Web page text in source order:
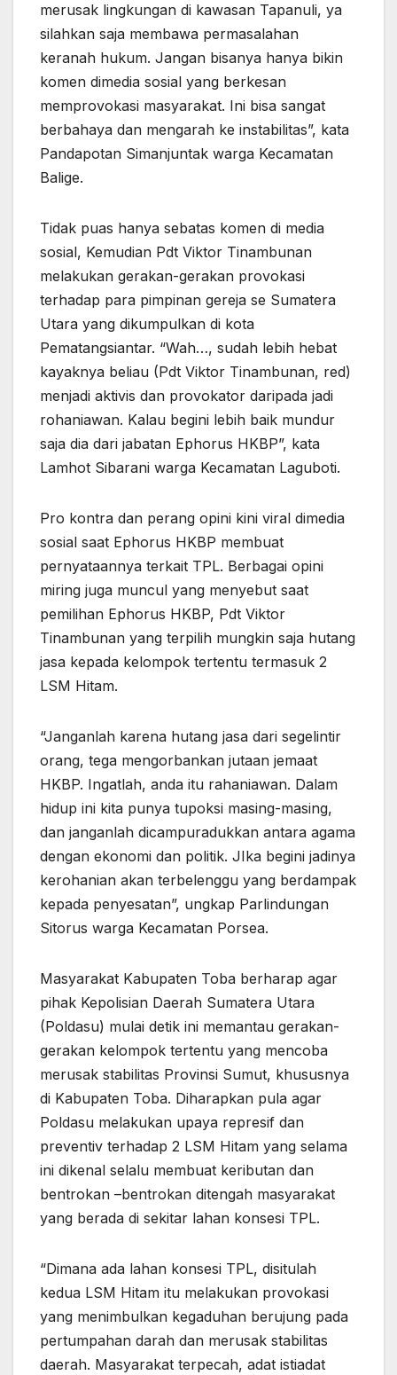
merusak lingkungan di kawasan Tapanuli, ya
silahkan saja membawa permasalahan
keranah hukum. Jangan bisanya hanya bikin
komen dimedia sosial yang berkesan
memprovokasi masyarakat. Ini bisa sangat
berbahaya dan mengarah ke instabilitas”, kata
Pandapotan Simanjuntak warga Kecamatan
Balige.
Tidak puas hanya sebatas komen di media
sosial, Kemudian Pdt Viktor Tinambunan
melakukan gerakan-gerakan provokasi
terhadap para pimpinan gereja se Sumatera
Utara yang dikumpulkan di kota
Pematangsiantar. “Wah…, sudah lebih hebat
kayaknya beliau (Pdt Viktor Tinambunan, red)
menjadi aktivis dan provokator daripada jadi
rohaniawan. Kalau begini lebih baik mundur
saja dia dari jabatan Ephorus HKBP”, kata
Lamhot Sibarani warga Kecamatan Laguboti.
Pro kontra dan perang opini kini viral dimedia
sosial saat Ephorus HKBP membuat
pernyataannya terkait TPL. Berbagai opini
miring juga muncul yang menyebut saat
pemilihan Ephorus HKBP, Pdt Viktor
Tinambunan yang terpilih mungkin saja hutang
jasa kepada kelompok tertentu termasuk 2
LSM Hitam.
“Janganlah karena hutang jasa dari segelintir
orang, tega mengorbankan jutaan jemaat
HKBP. Ingatlah, anda itu rahaniawan. Dalam
hidup ini kita punya tupoksi masing-masing,
dan janganlah dicampuradukkan antara agama
dengan ekonomi dan politik. JIka begini jadinya
kerohanian akan terbelenggu yang berdampak
kepada penyesatan”, ungkap Parlindungan
Sitorus warga Kecamatan Porsea.
Masyarakat Kabupaten Toba berharap agar
pihak Kepolisian Daerah Sumatera Utara
(Poldasu) mulai detik ini memantau gerakan-
gerakan kelompok tertentu yang mencoba
merusak stabilitas Provinsi Sumut, khususnya
di Kabupaten Toba. Diharapkan pula agar
Poldasu melakukan upaya represif dan
preventiv terhadap 2 LSM Hitam yang selama
ini dikenal selalu membuat keributan dan
bentrokan –bentrokan ditengah masyarakat
yang berada di sekitar lahan konsesi TPL.
“Dimana ada lahan konsesi TPL, disitulah
kedua LSM Hitam itu melakukan provokasi
yang menimbulkan kegaduhan berujung pada
pertumpahan darah dan merusak stabilitas
daerah. Masyarakat terpecah, adat istiadat